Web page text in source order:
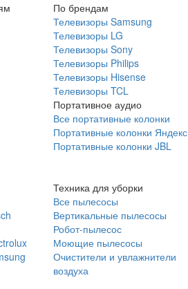
По брендам
Телевизоры Samsung
Телевизоры LG
Телевизоры Sony
Телевизоры Philips
Телевизоры Hisense
Телевизоры TCL
Портативное аудио
Все портативные колонки
Портативные колонки Яндекс
Портативные колонки JBL
Техника для уборки
Все пылесосы
Вертикальные пылесосы
Робот-пылесос
Моющие пылесосы
Очистители и увлажнители
воздуха